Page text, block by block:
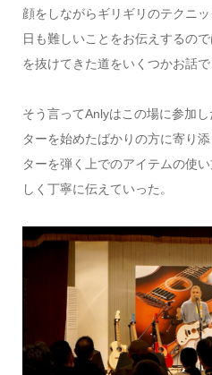
顔をしながらギリギリのテクニ
日も難しいことをお伝えするの
を抜けてきた道をいくつかお話で
そう言ってAnlyはこの場に参加
ターを始めたばかりの方に寄り
ターを弾く上でのアイテムの使
しく丁寧に伝えていった。